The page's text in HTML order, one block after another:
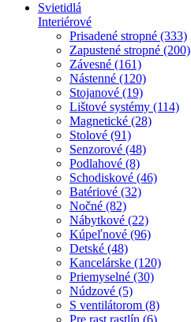
Svietidlá
Interiérové
Prisadené stropné (333)
Zapustené stropné (200)
Závesné (161)
Nástenné (120)
Stojanové (19)
Lištové systémy (114)
Magnetické (28)
Stolové (91)
Senzorové (48)
Podlahové (8)
Schodiskové (46)
Batériové (32)
Nočné (82)
Nábytkové (22)
Kúpeľnové (96)
Detské (48)
Kancelárske (120)
Priemyselné (30)
Núdzové (5)
S ventilátorom (8)
Pre rast rastlín (6)